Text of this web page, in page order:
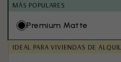
MÁS POPULARES
Premium Matte
IDEAL PARA VIVIENDAS DE